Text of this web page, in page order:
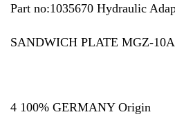
Part no:1035670 Hydraulic
SANDWICH PLATE MGZ-
4 100% GERMANY Origin